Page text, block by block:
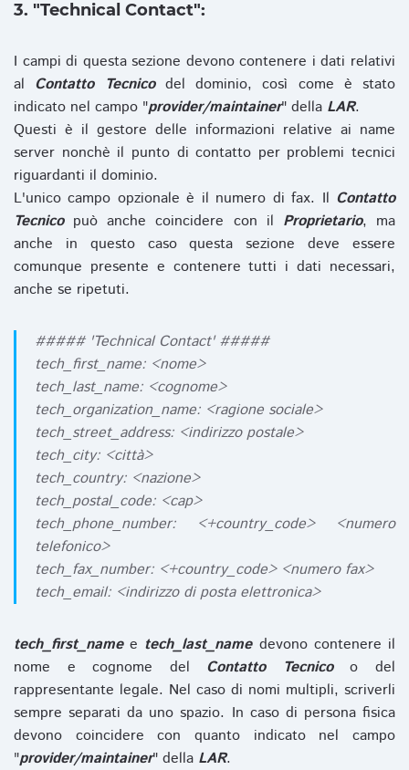
3. "Technical Contact":
I campi di questa sezione devono contenere i dati relativi
al Contatto Tecnicodel dominio, così come è stato
indicato nel campo "provider/maintainer" della LAR.
Questi è il gestore delle informazioni relative ai name
server nonchè il punto di contatto per problemi tecnici
riguardanti il dominio.
L'unico campo opzionale è il numero di fax. Il Contatto
Tecnicopuò anche coincidere con il Proprietario, ma
anche in questo caso questa sezione deve essere
comunque presente e contenere tutti i dati necessari,
anche se ripetuti.
##### 'Technical Contact' #####
tech_first_name: <nome>
tech_last_name: <cognome>
tech_organization_name: <ragione sociale>
tech_street_address: <indirizzo postale>
tech_city: <città>
tech_country: <nazione>
tech_postal_code: <cap>
tech_phone_number: <+country_code> <numero
telefonico>
tech_fax_number: <+country_code> <numero fax>
tech_email: <indirizzo di posta elettronica>
tech_first_namee tech_last_namedevono contenere il
nome e cognome del Contatto Tecnicoo del
rappresentante legale. Nel caso di nomi multipli, scriverli
sempre separati da uno spazio. In caso di persona fisica
devono coincidere con quanto indicato nel campo
"provider/maintainer" della LAR.